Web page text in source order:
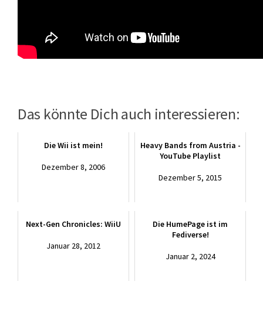
Das könnte Dich auch interessieren:
Die Wii ist mein!
Dezember 8, 2006
Heavy Bands from Austria -
YouTube Playlist
Dezember 5, 2015
Next-Gen Chronicles: WiiU
Januar 28, 2012
Die HumePage ist im
Fediverse!
Januar 2, 2024